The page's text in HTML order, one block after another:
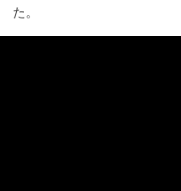
た。